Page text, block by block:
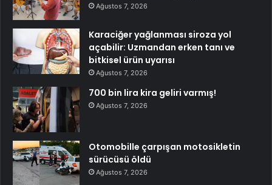
Ağustos 7, 2026
Karaciğer yağlanması siroza yol
açabilir: Uzmandan erken tanı ve
bitkisel ürün uyarısı
Ağustos 7, 2026
700 bin lira kira geliri varmış!
Ağustos 7, 2026
Otomobille çarpışan motosikletin
sürücüsü öldü
Ağustos 7, 2026